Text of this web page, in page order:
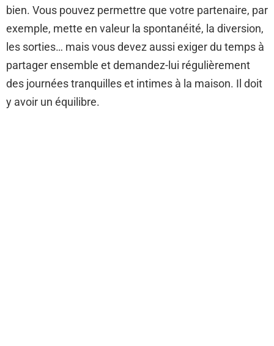
bien. Vous pouvez permettre que votre partenaire, par
exemple, mette en valeur la spontanéité, la diversion,
les sorties… mais vous devez aussi exiger du temps à
partager ensemble et demandez-lui régulièrement
des journées tranquilles et intimes à la maison. Il doit
y avoir un équilibre.